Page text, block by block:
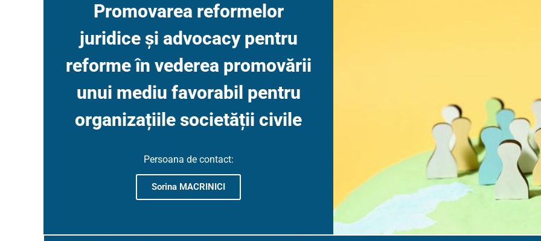
Promovarea reformelor
juridice și advocacy pentru
reforme în vederea promovării
unui mediu favorabil pentru
organizațiile societății civile
Persoana de contact:
Sorina MACRINICI